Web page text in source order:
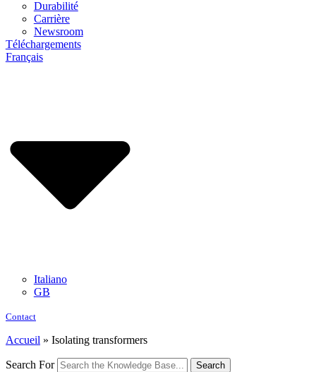
Durabilité
Carrière
Newsroom
Téléchargements
Français
Italiano
GB
Contact
Accueil » Isolating transformers
Search For Search